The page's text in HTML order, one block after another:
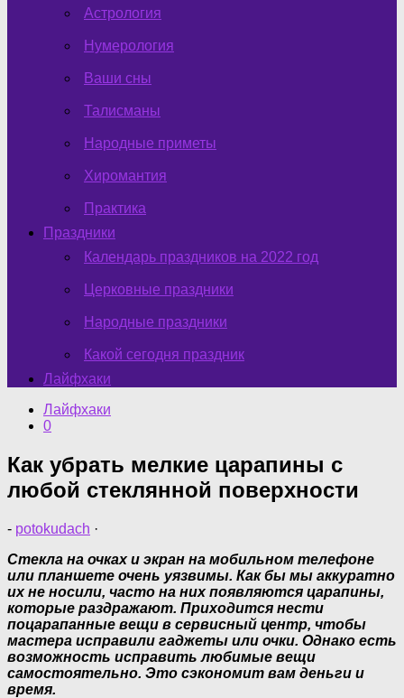
Астрология
Нумерология
Ваши сны
Талисманы
Народные приметы
Хиромантия
Практика
Праздники
Календарь праздников на 2022 год
Церковные праздники
Народные праздники
Какой сегодня праздник
Лайфхаки
Лайфхаки
0
Как убрать мелкие царапины с
любой стеклянной поверхности
- potokudach ·
Стекла на очках и экран на мобильном телефоне
или планшете очень уязвимы. Как бы мы аккуратно
их не носили, часто на них появляются царапины,
которые раздражают. Приходится нести
поцарапанные вещи в сервисный центр, чтобы
мастера исправили гаджеты или очки. Однако есть
возможность исправить любимые вещи
самостоятельно. Это сэкономит вам деньги и
время.